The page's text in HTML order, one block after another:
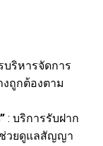
บริหารจัดการ
งถูกต้องตาม
: บริการรับฝาก
ช่วยดูแลสัญญา